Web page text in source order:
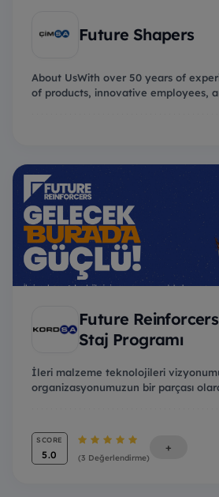
Future Shapers
About UsWith over 50 years of
of products, innovative employees,
Future
Staj Programı
İleri malzeme teknolojileri
organizasyonumuzun bir parçası
SCORE
5.0 (3 Değerlendirme)
+